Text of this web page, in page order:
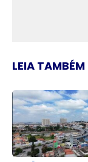
LEIA TAMBÉM